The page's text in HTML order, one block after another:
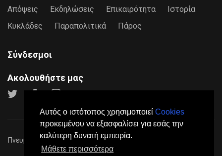
Αυτός ο ιστότοπος χρησιμοποιεί Cookies
προκειμένου να εξασφαλίσει για εσάς την
καλύτερη δυνατή εμπειρία.
Μάθετε περισσότερα
Απόψεις Εκδηλώσεις Επικαιρότητα
Ιστορία
Κυκλάδες
Παραπολιτικά Πάρος
Σύνδεσμοι
Ακολουθήστε μας
Πνευματικά Δικαιώματα © 2026Paros24
νόμιμου δικαιώματος.